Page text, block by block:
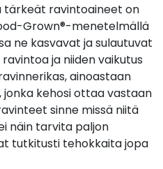
tärkeät ravintoaineet on
Grown®-menetelmällä
ne kasvavat ja sulautuvat
ja niiden vaikutus
ainoastaan
kehosi ottaa vastaan
sinne missä niitä
näin tarvita paljon
tutkitusti tehokkaita jopa